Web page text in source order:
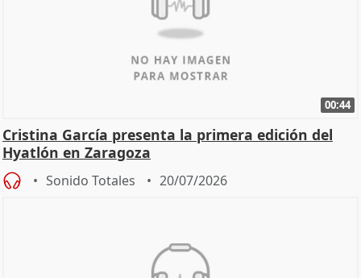
00:44
Cristina García presenta la primera edición del
Hyatlón en Zaragoza
Sonido Totales 20/07/2026